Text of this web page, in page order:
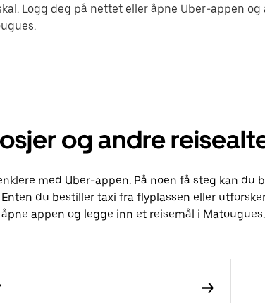
Logg deg på nettet eller åpne Uber-appen
og andre
med Uber-appen. På noen få steg kan du
du bestiller taxi fra flyplassen eller
appen og legge inn et reisemål i Matougues.